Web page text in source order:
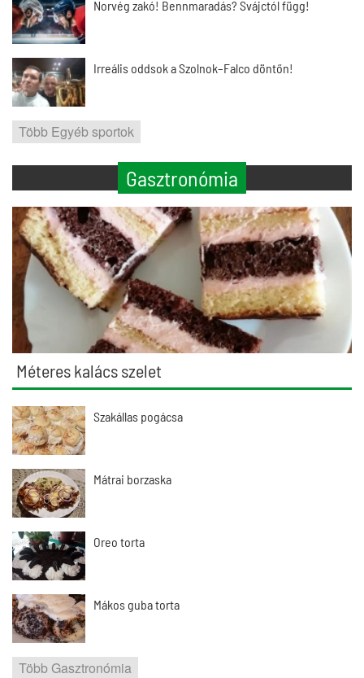
Norvég zakó! Bennmaradás? Svájctól függ!
Irreális oddsok a Szolnok–Falco döntőn!
Több Egyéb sportok
Gasztronómia
Méteres kalács szelet
Szakállas pogácsa
Mátrai borzaska
Oreo torta
Mákos guba torta
Több Gasztronómia